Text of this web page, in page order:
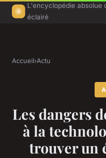
L'encyclopédie absolue
éclairé
Accueil›Actu
Les dangers
à la
trouver un